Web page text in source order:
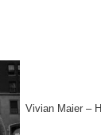
Vivian Maier –